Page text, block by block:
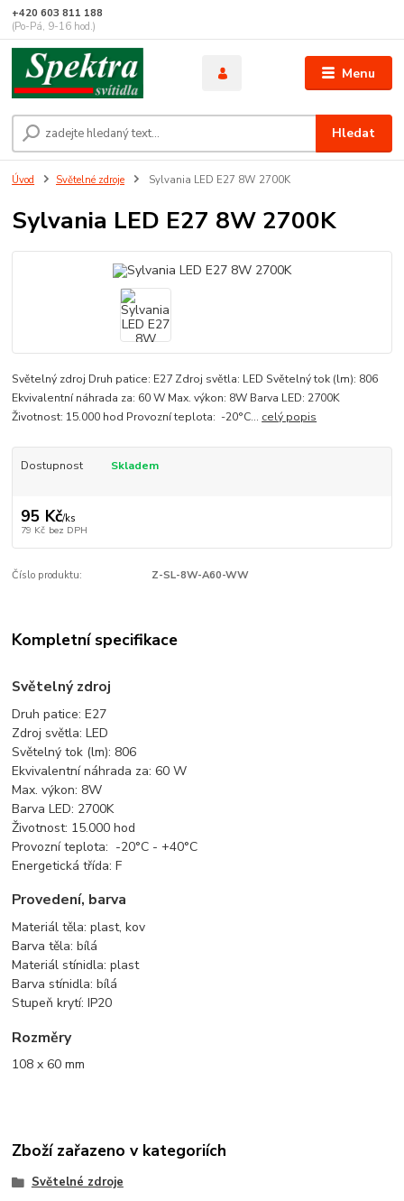
Menu
Hledat
+420 603 811 188
(Po-Pá, 9-16 hod.)
Úvod Světelné zdroje Sylvania LED E27 8W 2700K
Sylvania LED E27 8W 2700K
Světelný zdroj Druh patice: E27 Zdroj světla: LED Světelný tok (lm): 806
Ekvivalentní náhrada za: 60 W Max. výkon: 8W Barva LED: 2700K
Životnost: 15.000 hod Provozní teplota: -20°C... celý popis
Dostupnost Skladem
95 Kč/ks
79 Kč bez DPH
Číslo produktu: Z-SL-8W-A60-WW
Kompletní specifikace
Světelný zdroj
Druh patice: E27
Zdroj světla: LED
Světelný tok (lm): 806
Ekvivalentní náhrada za: 60 W
Max. výkon: 8W
Barva LED: 2700K
Životnost: 15.000 hod
Provozní teplota: -20°C - +40°C
Energetická třída: F
Provedení, barva
Materiál těla: plast, kov
Barva těla: bílá
Materiál stínidla: plast
Barva stínidla: bílá
Stupeň krytí: IP20
Rozměry
108 x 60 mm
Zboží zařazeno v kategoriích
Světelné zdroje